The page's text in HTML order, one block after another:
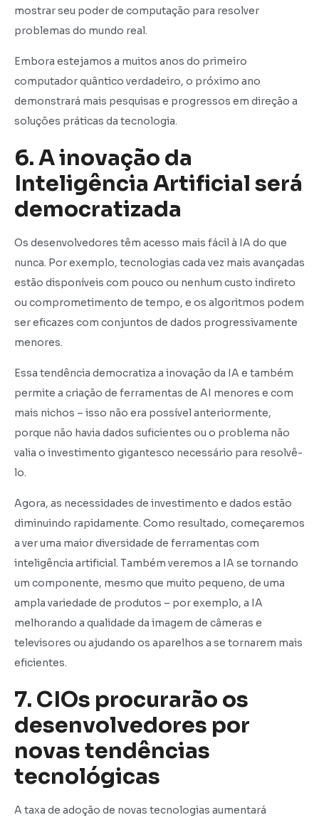
mostrar seu poder de computação para resolver
problemas do mundo real.
Embora estejamos a muitos anos do primeiro
computador quântico verdadeiro, o próximo ano
demonstrará mais pesquisas e progressos em direção a
soluções práticas da tecnologia.
6. A inovação da
Inteligência Artificial será
democratizada
Os desenvolvedores têm acesso mais fácil à IA do que
nunca. Por exemplo, tecnologias cada vez mais avançadas
estão disponíveis com pouco ou nenhum custo indireto
ou comprometimento de tempo, e os algoritmos podem
ser eficazes com conjuntos de dados progressivamente
menores.
Essa tendência democratiza a inovação da IA e também
permite a criação de ferramentas de AI menores e com
mais nichos – isso não era possível anteriormente,
porque não havia dados suficientes ou o problema não
valia o investimento gigantesco necessário para resolvê-
lo.
Agora, as necessidades de investimento e dados estão
diminuindo rapidamente. Como resultado, começaremos
a ver uma maior diversidade de ferramentas com
inteligência artificial. Também veremos a IA se tornando
um componente, mesmo que muito pequeno, de uma
ampla variedade de produtos – por exemplo, a IA
melhorando a qualidade da imagem de câmeras e
televisores ou ajudando os aparelhos a se tornarem mais
eficientes.
7. CIOs procurarão os
desenvolvedores por
novas tendências
tecnológicas
A taxa de adoção de novas tecnologias aumentará